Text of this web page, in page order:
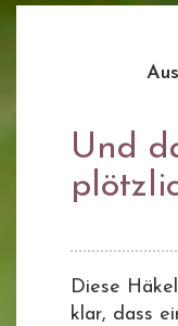
Und
Diese
klar, dass